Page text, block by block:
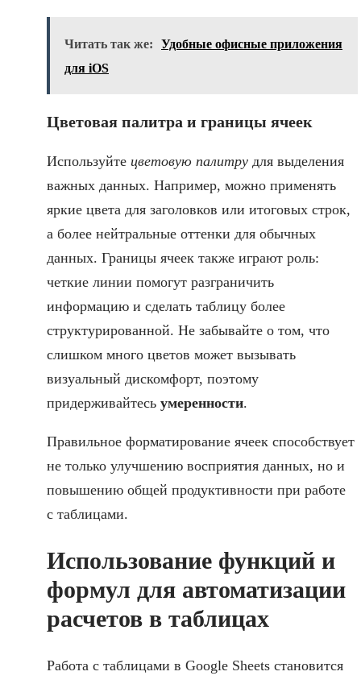
Читать так же:
Удобные офисные приложения
для iOS
Цветовая палитра и границы ячеек
Используйте цветовую палитру для выделения
важных данных. Например, можно применять
яркие цвета для заголовков или итоговых строк,
а более нейтральные оттенки для обычных
данных. Границы ячеек также играют роль:
четкие линии помогут разграничить
информацию и сделать таблицу более
структурированной. Не забывайте о том, что
слишком много цветов может вызывать
визуальный дискомфорт, поэтому
придерживайтесь умеренности.
Правильное форматирование ячеек способствует
не только улучшению восприятия данных, но и
повышению общей продуктивности при работе
с таблицами.
Использование функций и
формул для автоматизации
расчетов в таблицах
Работа с таблицами в Google Sheets становится